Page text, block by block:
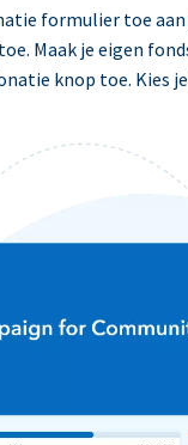
formulier toe
Maak je eigen
knop toe. Kies